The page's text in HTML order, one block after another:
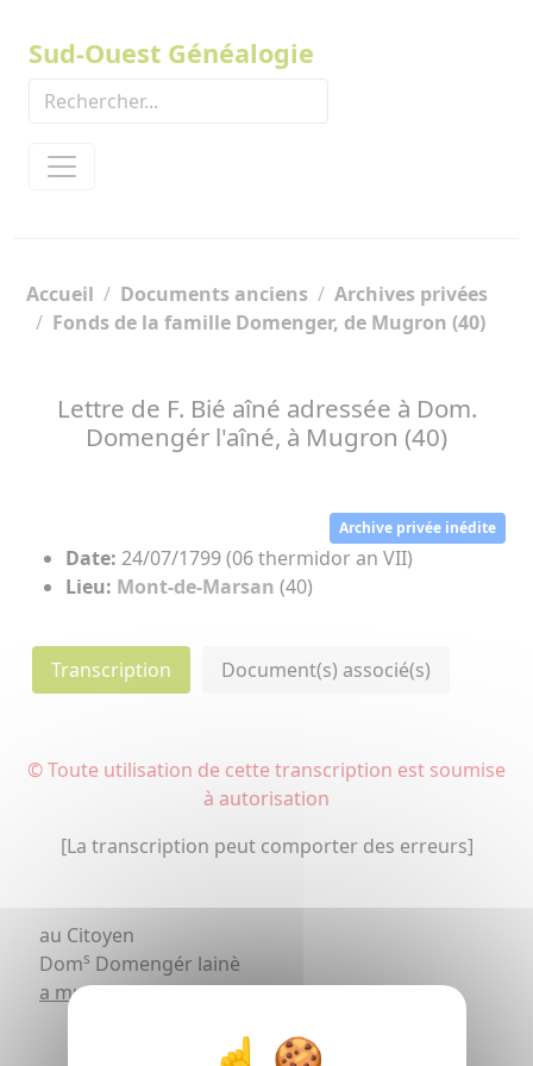
Sud-Ouest Généalogie
Accueil Documents anciens
Archives privées
Fonds de la famille Domenger, de Mugron (40)
Lettre de F. Bié aîné adressée à Dom.
Domengér l'aîné, à Mugron (40)
Archive privée inédite
Date: 24/07/1799 (06 thermidor an VII)
Lieu: Mont-de-Marsan (40)
Transcription Document(s) associé(s)
© Toute utilisation de cette transcription est soumise
à autorisation
[La transcription peut comporter des erreurs]
au Citoyen
Doms Domengér lainè
a mugron